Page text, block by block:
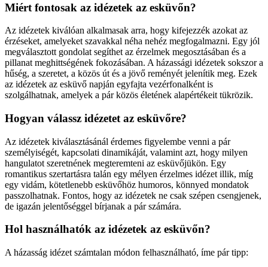
Miért fontosak az idézetek az esküvőn?
Az idézetek kiválóan alkalmasak arra, hogy kifejezzék azokat az
érzéseket, amelyeket szavakkal néha nehéz megfogalmazni. Egy jól
megválasztott gondolat segíthet az érzelmek megosztásában és a
pillanat meghittségének fokozásában. A házassági idézetek sokszor a
hűség, a szeretet, a közös út és a jövő reményét jelenítik meg. Ezek
az idézetek az esküvő napján egyfajta vezérfonalként is
szolgálhatnak, amelyek a pár közös életének alapértékeit tükrözik.
Hogyan válassz idézetet az esküvőre?
Az idézetek kiválasztásánál érdemes figyelembe venni a pár
személyiségét, kapcsolati dinamikáját, valamint azt, hogy milyen
hangulatot szeretnének megteremteni az esküvőjükön. Egy
romantikus szertartásra talán egy mélyen érzelmes idézet illik, míg
egy vidám, kötetlenebb esküvőhöz humoros, könnyed mondatok
passzolhatnak. Fontos, hogy az idézetek ne csak szépen csengjenek,
de igazán jelentőséggel bírjanak a pár számára.
Hol használhatók az idézetek az esküvőn?
A házasság idézet számtalan módon felhasználható, íme pár tipp: